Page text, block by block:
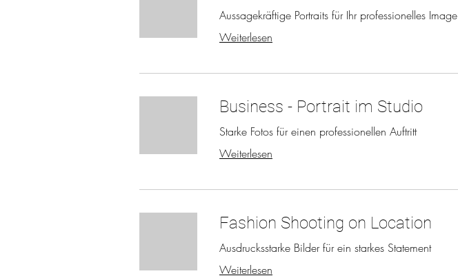
Aussagekräftige Portraits für Ihr professionelles Image
Weiterlesen
Business - Portrait im Studio
Starke Fotos für einen professionellen Auftritt
Weiterlesen
Fashion Shooting on Location
Ausdrucksstarke Bilder für ein starkes Statement
Weiterlesen